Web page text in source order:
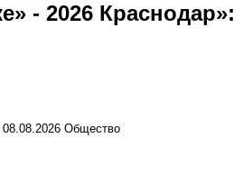
- 2026 Краснодар»:
08.08.2026 Общество